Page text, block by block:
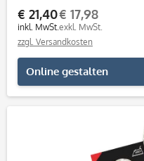
€ 21,40
inkl. MwSt.
€ 17,98
exkl. MwSt.
zzgl. Versandkosten
Online gestalten